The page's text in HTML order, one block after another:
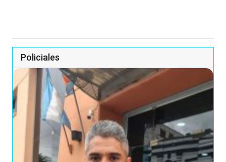
Policiales